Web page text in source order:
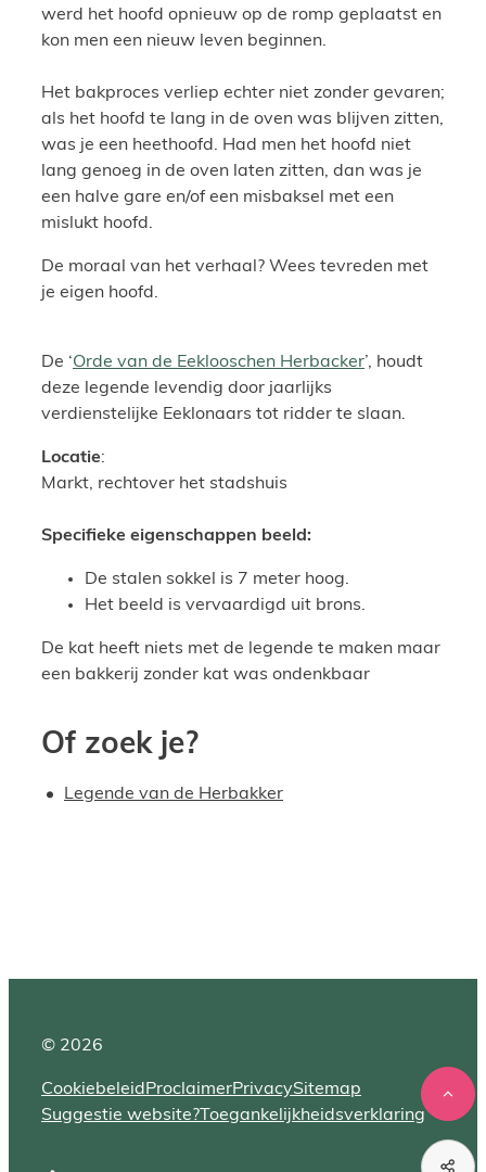
werd het hoofd opnieuw op de romp geplaatst en
kon men een nieuw leven beginnen.
Het bakproces verliep echter niet zonder gevaren;
als het hoofd te lang in de oven was blijven zitten,
was je een heethoofd. Had men het hoofd niet
lang genoeg in de oven laten zitten, dan was je
een halve gare en/of een misbaksel met een
mislukt hoofd.
De moraal van het verhaal? Wees tevreden met
je eigen hoofd.
De ‘Orde van de Eeklooschen Herbacker’, houdt
deze legende levendig door jaarlijks
verdienstelijke Eeklonaars tot ridder te slaan.
Locatie:
Markt, rechtover het stadshuis
Specifieke eigenschappen beeld:
De stalen sokkel is 7 meter hoog.
Het beeld is vervaardigd uit brons.
De kat heeft niets met de legende te maken maar
een bakkerij zonder kat was ondenkbaar
Of zoek je?
Legende van de Herbakker
© 2026
Cookiebeleid ProclaimerPrivacySitemap
Suggestie website? Toegankelijkheidsverklaring